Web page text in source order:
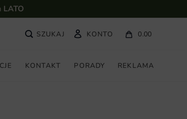
LATO
KONTO 0.00
KONTAKT PORADY REKLAMA